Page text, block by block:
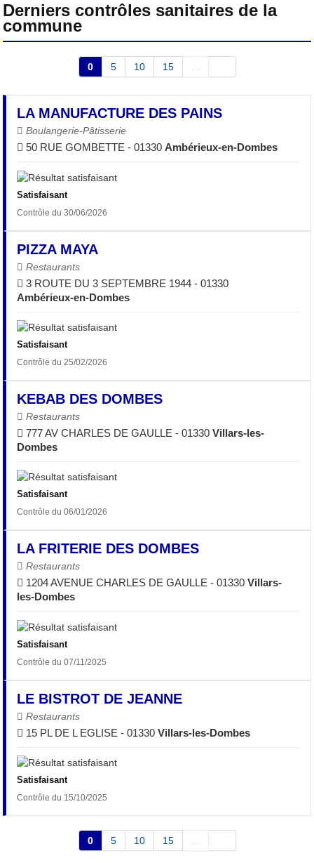
Derniers contrôles sanitaires de la
commune
0 5 10 15 ...
LA MANUFACTURE DES PAINS
Boulangerie-Pâtisserie
50 RUE GOMBETTE - 01330Ambérieux-en-Dombes
Satisfaisant
Contrôle du 30/06/2026
PIZZA MAYA
Restaurants
3 ROUTE DU 3 SEPTEMBRE 1944 - 01330
Ambérieux-en-Dombes
Satisfaisant
Contrôle du 25/02/2026
KEBAB DES DOMBES
Restaurants
777 AV CHARLES DE GAULLE - 01330Villars-les-
Dombes
Satisfaisant
Contrôle du 06/01/2026
LA FRITERIE DES DOMBES
Restaurants
1204 AVENUE CHARLES DE GAULLE - 01330Villars-
les-Dombes
Satisfaisant
Contrôle du 07/11/2025
LE BISTROT DE JEANNE
Restaurants
15 PL DE L EGLISE - 01330Villars-les-Dombes
Satisfaisant
Contrôle du 15/10/2025
0 5 10 15